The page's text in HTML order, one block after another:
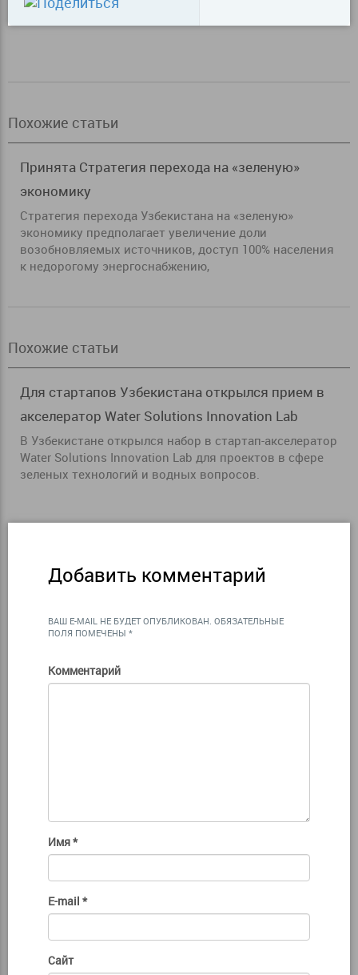
Похожие статьи
Принята Стратегия перехода на «зеленую»
экономику
Стратегия перехода Узбекистана на «зеленую»
экономику предполагает увеличение доли
возобновляемых источников, доступ 100% населения
к недорогому энергоснабжению,
Похожие статьи
Для стартапов Узбекистана открылся прием в
акселератор Water Solutions Innovation Lab
В Узбекистане открылся набор в стартап-акселератор
Water Solutions Innovation Lab для проектов в сфере
зеленых технологий и водных вопросов.
Добавить комментарий
ВАШ E-MAIL НЕ БУДЕТ ОПУБЛИКОВАН. ОБЯЗАТЕЛЬНЫЕ
ПОЛЯ ПОМЕЧЕНЫ *
Комментарий
Имя*
E-mail *
Сайт